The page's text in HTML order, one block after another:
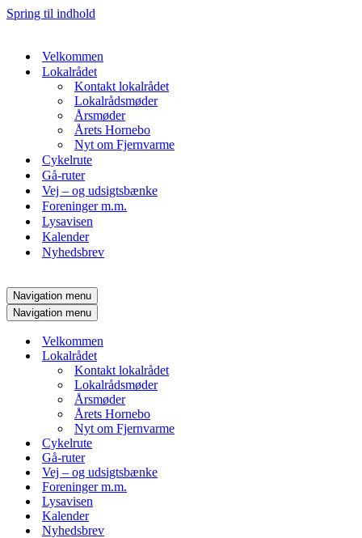
Spring til indhold
Velkommen
Lokalrådet
Kontakt lokalrådet
Lokalrådsmøder
Årsmøder
Årets Hornebo
Nyt om Fjernvarme
Cykelrute
Gå-ruter
Vej – og udsigtsbænke
Foreninger m.m.
Lysavisen
Kalender
Nyhedsbrev
Navigation menu
Navigation menu
Velkommen
Lokalrådet
Kontakt lokalrådet
Lokalrådsmøder
Årsmøder
Årets Hornebo
Nyt om Fjernvarme
Cykelrute
Gå-ruter
Vej – og udsigtsbænke
Foreninger m.m.
Lysavisen
Kalender
Nyhedsbrev